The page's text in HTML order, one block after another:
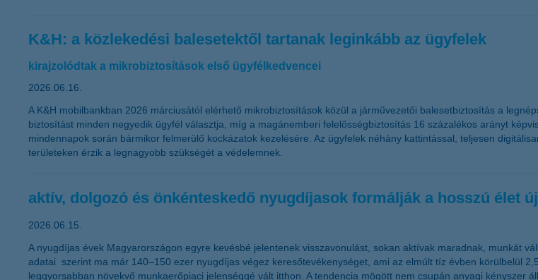
K&H: a közlekedési balesetektől tartanak leginkább az ügyfelek
kirajzolódtak a mikrobiztosítások első ügyfélkedvencei
2026.06.16.
A K&H mobilbankban 2026 márciusától elérhető mikrobiztosítások közül a járművezetői balesetbiztosítás a
biztosítást minden negyedik ügyfél választja, míg a magánemberi felelősségbiztosítás 16 százalékos arányt
mindennapok során bármikor felmerülő kockázatok kezelésére. Az ügyfelek néhány kattintással, teljesen
területeken érzik a legnagyobb szükségét a védelemnek.
aktív, dolgozó és önkénteskedő nyugdíjasok formálják a hosszú élet
2026.06.15.
A nyugdíjas évek Magyarországon egyre kevésbé jelentenek visszavonulást, sokan aktívak maradnak, munkát
adatai szerint ma már 140–150 ezer nyugdíjas végez keresőtevékenységet, ami az elmúlt tíz évben körülbelül
leggyorsabban növekvő munkaerőpiaci jelenséggé vált itthon. A tendencia mögött nem csupán anyagi kényszer